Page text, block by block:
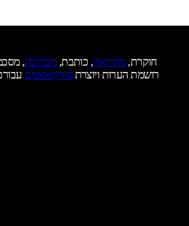
חוקרת,מקריאה, כותבת,מכתיבה,
רושמת הערות ויוצרתפודקאסטים